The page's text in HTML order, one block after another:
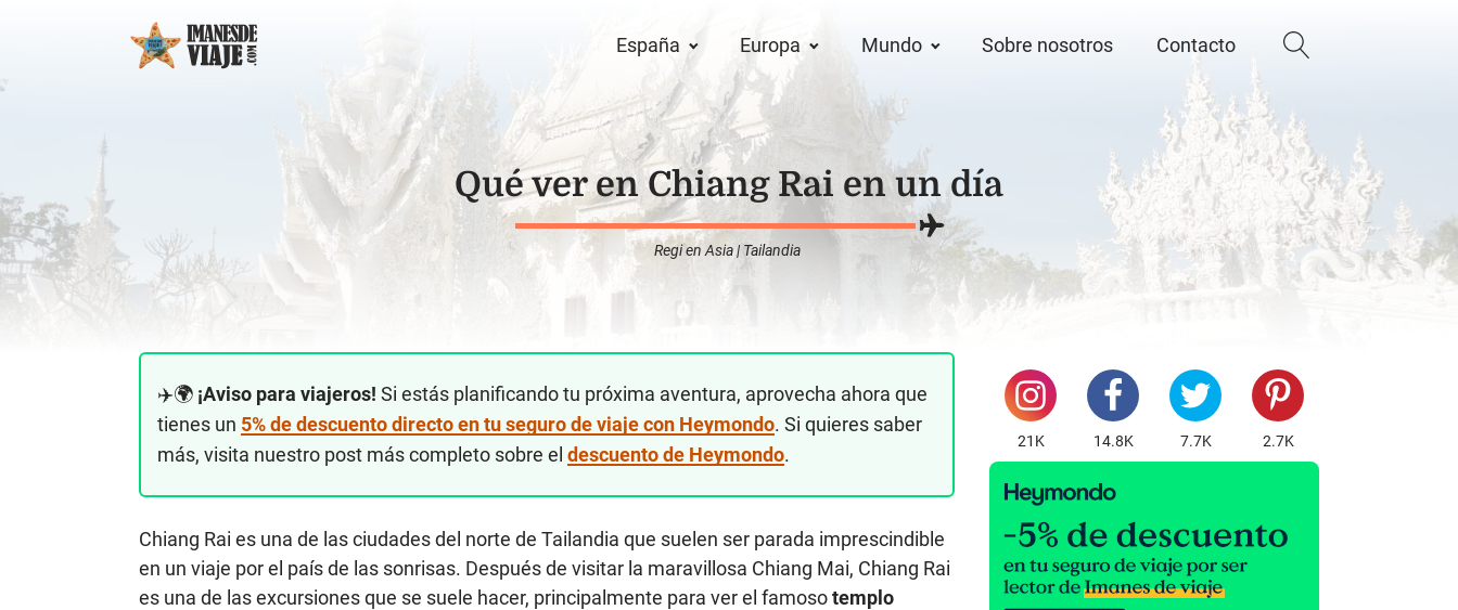
España Europa Mundo Sobre nosotros Contacto
Qué ver en Chiang Rai en un día
Regien Asia| Tailandia
✈️🌍 ¡Aviso para viajeros! Si estás planificando tu próxima aventura, aprovecha ahora que
tienes un 5% de descuento directo en tu seguro de viaje con Heymondo. Si quieres saber
más, visita nuestro post más completo sobre el descuento de Heymondo.
Chiang Rai es una de las ciudades del norte de Tailandia que suelen ser parada imprescindible
en un viaje por el país de las sonrisas. Después de visitar la maravillosa Chiang Mai, Chiang Rai
es una de las excursiones que se suele hacer, principalmente para ver el famosotemplo
21K 14.8K 7.7K 2.7K